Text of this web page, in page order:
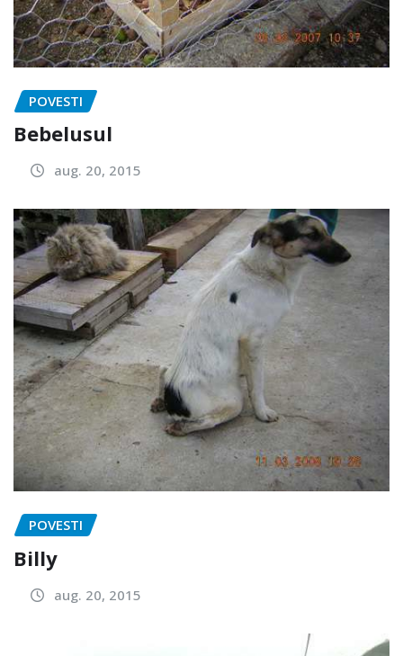
POVESTI
Bebelusul
aug. 20, 2015
POVESTI
Billy
aug. 20, 2015